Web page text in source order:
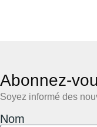
Abonnez-
Soyez informé des
Nom